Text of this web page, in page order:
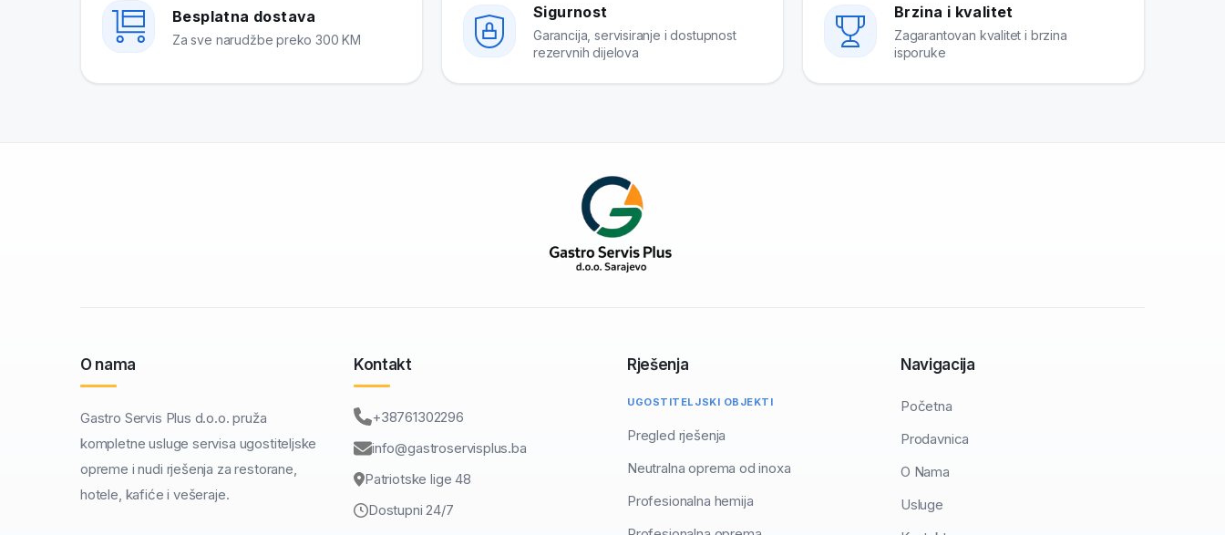
Besplatna dostava
Za sve narudžbe preko 300 KM
Sigurnost
Garancija, servisiranje i dostupnost
rezervnih dijelova
Brzina i kvalitet
Zagarantovan kvalitet i brzina
isporuke
O nama
Gastro Servis Plus d.o.o. pruža
kompletne usluge servisa ugostiteljske
opreme i nudi rješenja za restorane,
hotele, kafiće i vešeraje.
Kontakt
+38761302296
info@gastroservisplus.ba
Patriotske lige 48
Dostupni 24/7
Rješenja
UGOSTITELJSKI OBJEKTI
Pregled rješenja
Neutralna oprema od inoxa
Profesionalna hemija
Navigacija
Početna
Prodavnica
O Nama
Usluge